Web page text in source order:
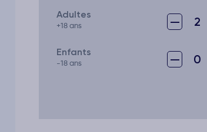
Adultes
+18 ans – 2
Enfants
-18 ans – 0